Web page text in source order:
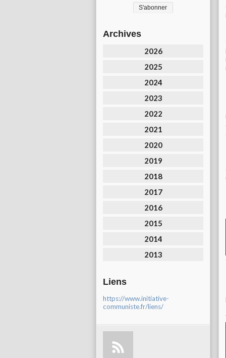
Archives
2026
2025
2024
2023
2022
2021
2020
2019
2018
2017
2016
2015
2014
2013
Liens
https://www.initiative-
communiste.fr/liens/